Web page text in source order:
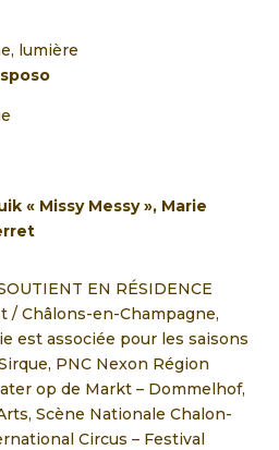
lumière
« Missy Messy », Marie
EN RÉSIDENCE
/ Châlons-en-Champagne,
est associée pour les saisons
PNC Nexon Région
op de Markt – Dommelhof,
Scène Nationale Chalon-
Circus – Festival